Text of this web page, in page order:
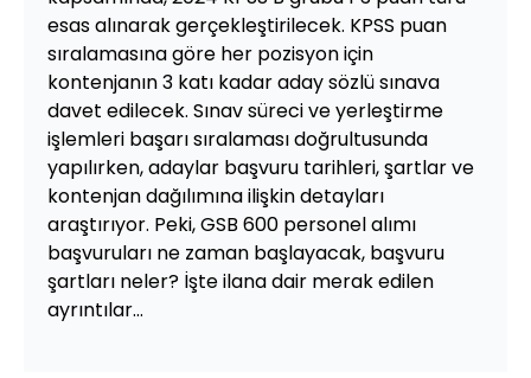
esas alınarak gerçekleştirilecek. KPSS puan
sıralamasına göre her pozisyon için
kontenjanın 3 katı kadar aday sözlü sınava
davet edilecek. Sınav süreci ve yerleştirme
işlemleri başarı sıralaması doğrultusunda
yapılırken, adaylar başvuru tarihleri, şartlar ve
kontenjan dağılımına ilişkin detayları
araştırıyor. Peki, GSB 600 personel alımı
başvuruları ne zaman başlayacak, başvuru
şartları neler? İşte ilana dair merak edilen
ayrıntılar...